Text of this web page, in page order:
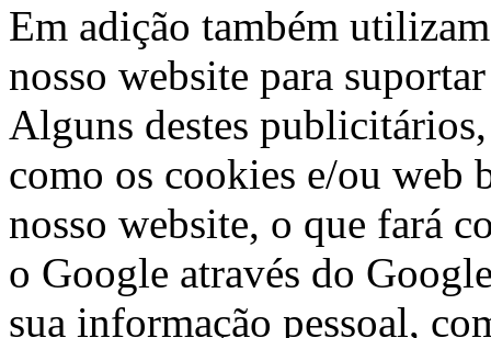
Em adição também
nosso website para
Alguns destes
como os cookies e/ou web
nosso website, o que fará
o Google através do
sua informação pessoal,